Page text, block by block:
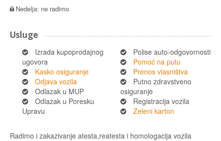
Nedelja: ne radimo
Usluge
Izrada kupoprodajnog
ugovora
Kasko osiguranje
Odjava vozila
Odlazak u MUP
Odlazak u Poresku
Upravu
Polise auto-odgovornosti
Pomoć na putu
Prenos vlasništva
Putno zdravstveno
osiguranje
Registracija vozila
Zeleni karton
Radimo i zakazivanje atesta,reatesta i homologacija vozila